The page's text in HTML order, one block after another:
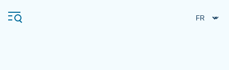
au
contenu